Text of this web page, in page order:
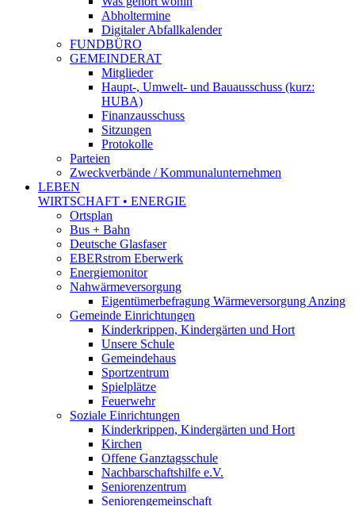
Abholtermine
Digitaler Abfallkalender
FUNDBÜRO
GEMEINDERAT
Mitglieder
Haupt-, Umwelt- und Bauausschuss (kurz:
HUBA)
Finanzausschuss
Sitzungen
Protokolle
Parteien
Zweckverbände / Kommunalunternehmen
LEBEN
WIRTSCHAFT • ENERGIE
Ortsplan
Bus + Bahn
Deutsche Glasfaser
EBERstrom Eberwerk
Energiemonitor
Nahwärmeversorgung
Eigentümerbefragung Wärmeversorgung Anzing
Gemeinde Einrichtungen
Kinderkrippen, Kindergärten und Hort
Unsere Schule
Gemeindehaus
Sportzentrum
Spielplätze
Feuerwehr
Soziale Einrichtungen
Kinderkrippen, Kindergärten und Hort
Kirchen
Offene Ganztagsschule
Nachbarschaftshilfe e.V.
Seniorenzentrum
Seniorengemeinschaft